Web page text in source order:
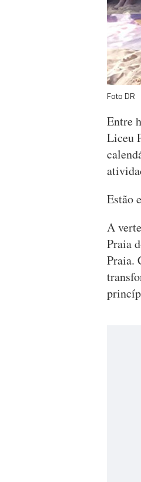
Foto DR
Entre
Liceu
Estão
A
Praia
Praia.